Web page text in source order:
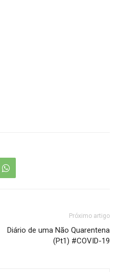
Próximo artigo
Diário de uma Não Quarentena
(Pt1) #COVID-19